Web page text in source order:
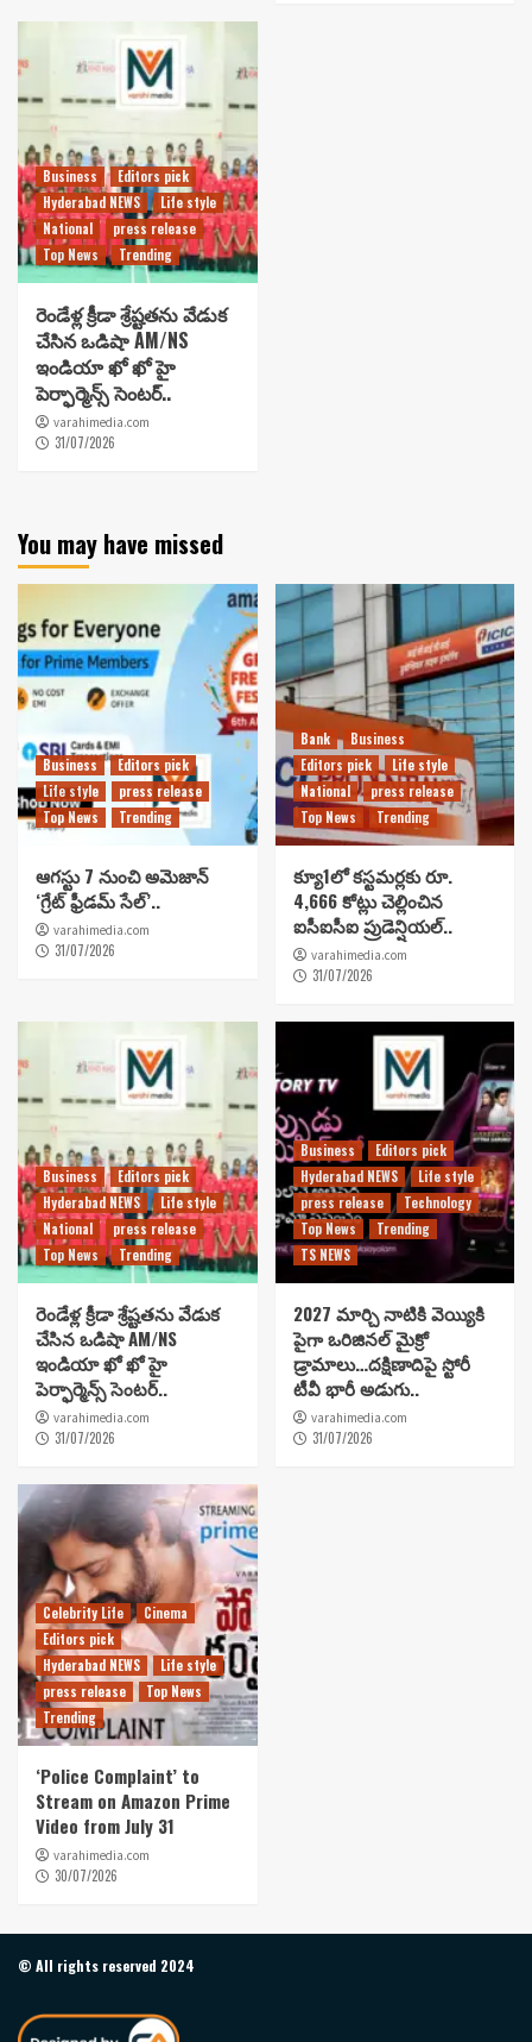
Business
Editors pick
Hyderabad NEWS
Life style
National
press release
Top News
Trending
రెండేళ్ల క్రీడా శ్రేష్టతను వేడుక
చేసిన ఒడిషా AM/NS
ఇండియా ఖో ఖో హై
పెర్ఫార్మెన్స్ సెంటర్..
varahimedia.com
31/07/2026
You may have missed
Business
Editors pick
Life style
press release
Top News
Trending
ఆగస్టు 7 నుంచి అమెజాన్
‘గ్రేట్ ఫ్రీడమ్ సేల్’..
varahimedia.com
31/07/2026
Bank
Business
Editors pick
Life style
National
press release
Top News
Trending
క్యూ1లో కస్టమర్లకు రూ.
4,666 కోట్లు చెల్లించిన
ఐసీఐసీఐ ప్రుడెన్షియల్..
varahimedia.com
31/07/2026
Business
Editors pick
Hyderabad NEWS
Life style
National
press release
Top News
Trending
రెండేళ్ల క్రీడా శ్రేష్టతను వేడుక
చేసిన ఒడిషా AM/NS
ఇండియా ఖో ఖో హై
పెర్ఫార్మెన్స్ సెంటర్..
varahimedia.com
31/07/2026
Business
Editors pick
Hyderabad NEWS
Life style
press release
Technology
Top News
Trending
TS NEWS
2027 మార్చి నాటికి వెయ్యికి
పైగా ఒరిజినల్ మైక్రో
డ్రామాలు…దక్షిణాదిపై స్టోరీ
టీవీ భారీ అడుగు..
varahimedia.com
31/07/2026
Celebrity Life
Cinema
Editors pick
Hyderabad NEWS
Life style
press release
Top News
Trending
‘Police Complaint’ to
Stream on Amazon Prime
Video from July 31
varahimedia.com
30/07/2026
© All rights reserved 2024